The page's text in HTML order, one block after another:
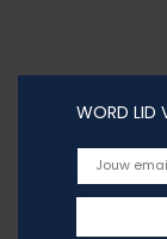
WORD LID